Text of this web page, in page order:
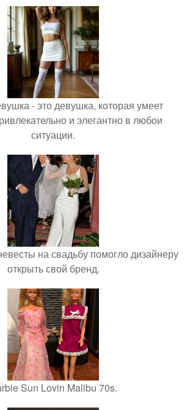
- это девушка, которая умеет
и элегантно в любои
ситуации.
на свадьбу помогло дизайнеру
открыть свой бренд.
Sun Lovin Malibu 70s.